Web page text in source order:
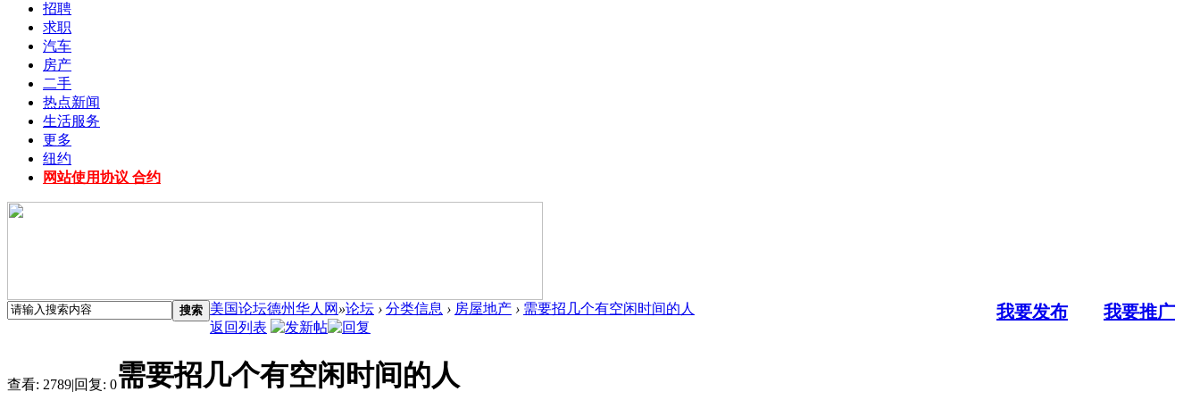
招聘
求职
汽车
房产
二手
热点新闻
生活服务
更多
纽约
网站使用协议 合约
搜索 我要发布 我要推广
美国论坛德州华人网 »论坛 › 分类信息 › 房屋地产 › 需要招几个有空闲时间的人
返回列表
查看: 2789|回复: 0需要招几个有空闲时间的人